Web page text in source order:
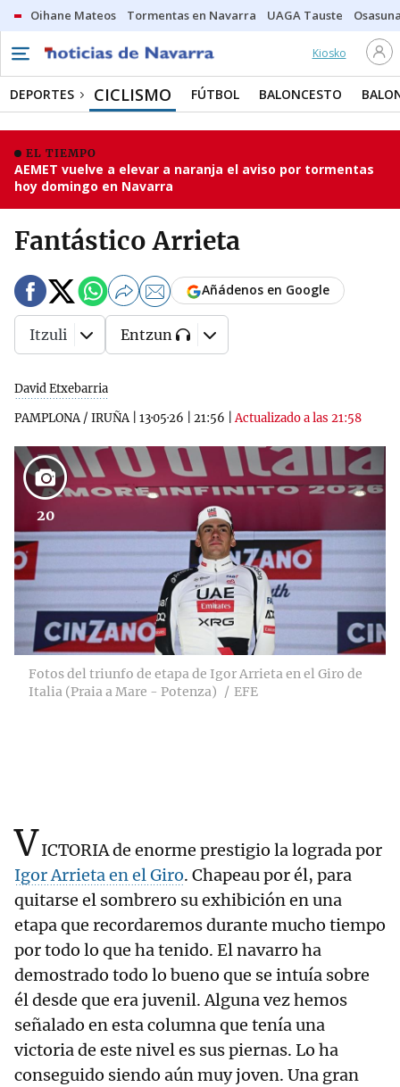
Oihane Mateos Tormentas en Navarra UAGA Tauste
Kiosko
DEPORTES CICLISMO FÚTBOL BALONCESTO
EL TIEMPO
AEMET vuelve a elevar a naranja el aviso por tormentas
hoy domingo en Navarra
Fantástico Arrieta
David Etxebarria
PAMPLONA / IRUÑA| 13·05·26 21:56 |Actualizado a las 21:58
Añádenos en Google
Itzuli Entzun
20
Fotos del triunfo de etapa de Igor Arrieta en el Giro de
Italia (Praia a Mare - Potenza)
EFE
VICTORIA de enorme prestigio la lograda por
Igor Arrieta en el Giro. Chapeau por él, para
quitarse el sombrero su exhibición en una
etapa que recordaremos durante mucho tiempo
por todo lo que ha tenido. El navarro ha
demostrado todo lo bueno que se intuía sobre
él desde que era juvenil. Alguna vez hemos
señalado en esta columna que tenía una
victoria de este nivel es sus piernas. Lo ha
conseguido siendo aún muy joven. Una gran